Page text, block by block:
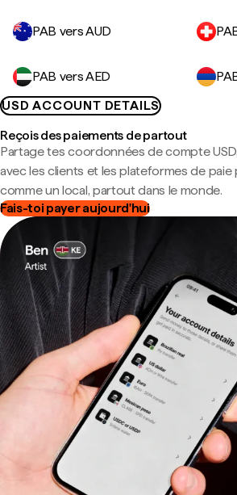
PAB vers AUD
PAB vers AED
USD ACCOUNT DETAILS
Reçois des paiements de partout
Partage tes coordonnées de compte USD,
avec les clients et les plateformes de
comme un local, partout dans le monde.
Fais-toi payer aujourd'hui